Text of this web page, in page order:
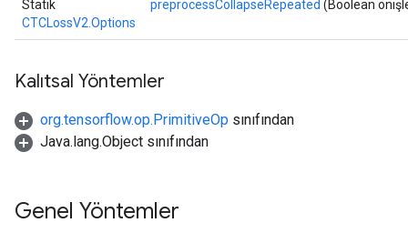
Statik
CTCLossV2.Options
preprocessCollapseRepeated (Boolean
Kalıtsal Yöntemler
org.tensorflow.op.PrimitiveOp sınıfından
Java.lang.Object sınıfından
Genel Yöntemler